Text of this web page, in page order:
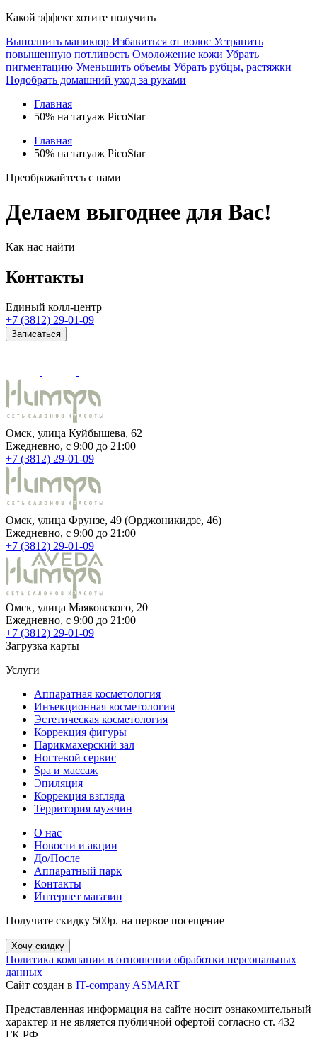
Какой эффект хотите получить
Выполнить маникюр Избавиться от волос Устранить
повышенную потливость Омоложение кожи Убрать
пигментацию Уменьшить объемы Убрать рубцы, растяжки
Подобрать домашний уход за руками
Главная
50% на татуаж PicoStar
Главная
50% на татуаж PicoStar
Преображайтесь с нами
Делаем выгоднее для Вас!
Как нас найти
Контакты
Единый колл-центр
+7 (3812) 29-01-09
Записаться
Омск, улица Куйбышева, 62
Ежедневно, c 9:00 до 21:00
+7 (3812) 29-01-09
Омск, улица Фрунзе, 49 (Орджоникидзе, 46)
Ежедневно, c 9:00 до 21:00
+7 (3812) 29-01-09
Омск, улица Маяковского, 20
Ежедневно, c 9:00 до 21:00
+7 (3812) 29-01-09
Загрузка карты
Услуги
Аппаратная косметология
Инъекционная косметология
Эстетическая косметология
Коррекция фигуры
Парикмахерский зал
Ногтевой сервис
Spa и массаж
Эпиляция
Коррекция взгляда
Территория мужчин
О нас
Новости и акции
До/После
Аппаратный парк
Контакты
Интернет магазин
Получите скидку 500р. на первое посещение
Хочу скидку
Политика компании в отношении обработки персональных
данных
Сайт создан в IT-company ASMART
Представленная информация на сайте носит ознакомительный
характер и не является публичной офертой согласно ст. 432
ГК РФ